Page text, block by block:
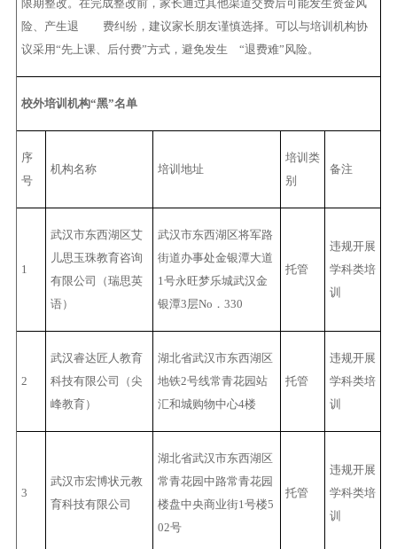
限期整改。在完成整改前，家长通过其他渠道交费后可能发生资金风
险、产生退 费纠纷，建议家长朋友谨慎选择。可以与培训机构协
议采用“先上课、后付费”方式，避免发生 “退费难”风险。
校外培训机构“黑”名单
序
号
机构名称 培训地址
培训类
别
备注
1
武汉市东西湖区艾
儿思玉珠教育咨询
有限公司（瑞思英
语）
武汉市东西湖区将军路
街道办事处金银潭大道
1号永旺梦乐城武汉金
银潭3层No．330
托管
违规开展
学科类培
训
2
武汉睿达匠人教育
科技有限公司（尖
峰教育）
湖北省武汉市东西湖区
地铁2号线常青花园站
汇和城购物中心4楼
托管
违规开展
学科类培
训
3
武汉市宏博状元教
育科技有限公司
湖北省武汉市东西湖区
常青花园中路常青花园
楼盘中央商业街1号楼5
02号
托管
违规开展
学科类培
训